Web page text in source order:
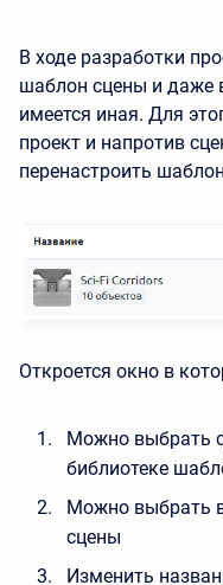
В ходе разработки
шаблон сцены и даже
имеется иная. Для
проект и напротив
перенастроить
Откроется окно в
Можно выбрать
библиотеке
Можно выбрать
сцены
Изменить